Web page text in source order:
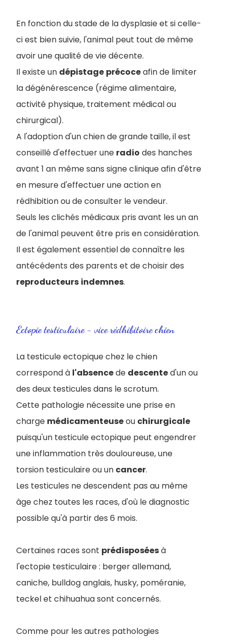
En fonction du stade de la dysplasie et si celle-
ci est bien suivie, l'animal peut tout de même
avoir une qualité de vie décente.
Il existe un dépistage précoceafin de limiter
la dégénérescence (régime alimentaire,
activité physique, traitement médical ou
chirurgical).
A l'adoption d'un chien de grande taille, il est
conseillé d'effectuer une radio des hanches
avant 1 an même sans signe clinique afin d'être
en mesure d'effectuer une action en
rédhibition ou de consulter le vendeur.
Seuls les clichés médicaux pris avant les un an
de l'animal peuvent être pris en considération.
Il est également essentiel de connaître les
antécédents des parents et de choisir des
reproducteurs indemnes.
Ectopie testiculaire - vice rédhibitoire chien
La testicule ectopique chez le chien
correspond à l'absencede descented'un ou
des deux testicules dans le scrotum.
Cette pathologie nécessite une prise en
charge médicamenteuseou chirurgicale
puisqu'un testicule ectopique peut engendrer
une inflammation très douloureuse, une
torsion testiculaire ou un cancer.
Les testicules ne descendent pas au même
âge chez toutes les races, d'où le diagnostic
possible qu'à partir des 6 mois.
Certaines races sont prédisposéesà
l'ectopie testiculaire : berger allemand,
caniche, bulldog anglais, husky, poméranie,
teckel et chihuahua sont concernés.
Comme pour les autres pathologies